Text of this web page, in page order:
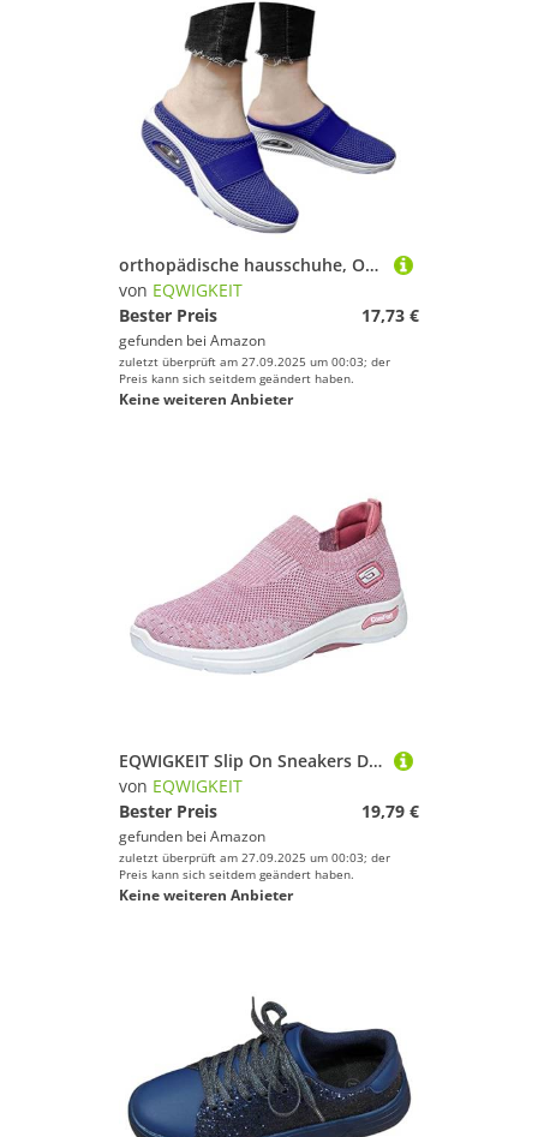
orthopädische hausschuhe, Orthopädische Schuhe Damen Mesh Atmungsaktive Hausschuhe Air Cushion Slip On Diabetiker Wanderschuhe Sommer Leichte Slippers Rutschfest Pantoffeln Freizeit Sportschuhe
von EQWIGKEIT
Bester Preis
17,73 €
gefunden bei Amazon
zuletzt überprüft am 27.09.2025 um 00:03; der
Preis kann sich seitdem geändert haben.
Keine weiteren Anbieter
EQWIGKEIT Slip On Sneakers Damen Mesh Atmungsaktiv Leicht Walkingschuhe Casual Sportschuhe Damen Fitnessstudio Laufen Trainingsschuhe Outdoor Turnschuhe Tennisschuhe
von EQWIGKEIT
Bester Preis
19,79 €
gefunden bei Amazon
zuletzt überprüft am 27.09.2025 um 00:03; der
Preis kann sich seitdem geändert haben.
Keine weiteren Anbieter